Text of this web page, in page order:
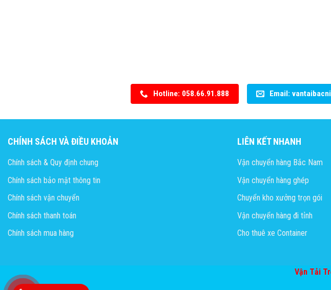
Hotline: 058.66.91.888 Email:
CHÍNH SÁCH VÀ ĐIỀU KHOẢN
Chính sách & Quy định chung
Chính sách bảo mật thông tin
Chính sách vận chuyển
Chính sách thanh toán
Chính sách mua hàng
LIÊN KẾT NHANH
Vận chuyển hàng Bắc Nam
Vận chuyển hàng ghép
Chuyển kho xưởng trọn gói
Vận chuyển hàng đi tỉnh
Cho thuê xe Container
Vận Tải